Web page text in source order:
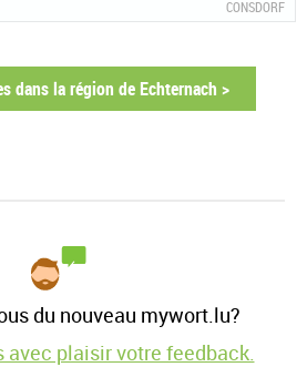
CONSDORF
dans la région de Echternach >
du nouveau mywort.lu?
avec plaisir votre feedback.